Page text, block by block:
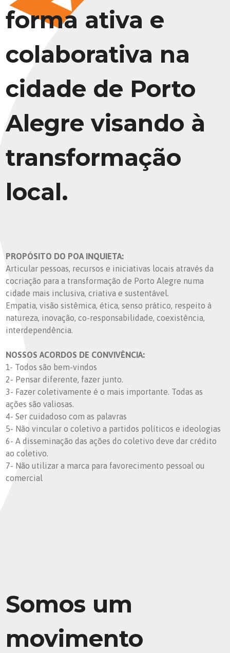
forma ativa e
colaborativa na
cidade de Porto
Alegre visando à
transformação
local.
PROPÓSITO DO POA INQUIETA:
Articular pessoas, recursos e iniciativas locais através da
cocriação para a transformação de Porto Alegre numa
cidade mais inclusiva, criativa e sustentável.
Empatia, visão sistêmica, ética, senso prático, respeito à
natureza, inovação, co-responsabilidade, coexistência,
interdependência.
NOSSOS ACORDOS DE CONVIVÊNCIA:
1- Todos são bem-vindos
2- Pensar diferente, fazer junto.
3- Fazer coletivamente é o mais importante. Todas as
ações são valiosas.
4- Ser cuidadoso com as palavras
5- Não vincular o coletivo a partidos políticos e ideologias
6- A disseminação das ações do coletivo deve dar crédito
ao coletivo.
7- Não utilizar a marca para favorecimento pessoal ou
comercial
Somos um
movimento